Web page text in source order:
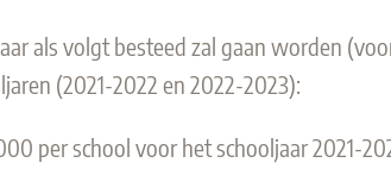
als volgt besteed zal gaan worden
(2021-2022 en 2022-2023):
per school voor het schooljaar 2021-